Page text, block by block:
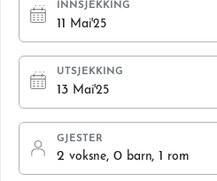
INNSJEKKING
11 Mai'25
UTSJEKKING
13 Mai'25
GJESTER
2 voksne, 0 barn, 1 rom